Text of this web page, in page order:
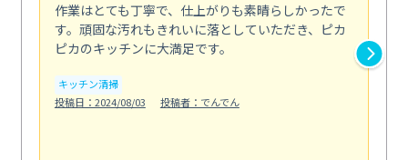
作業はとても丁寧で、仕上がりも素晴らしかったで
す。頑固な汚れもきれいに落としていただき、ピカ
ピカのキッチンに大満足です。
キッチン清掃
投稿日：2024/08/03
投稿者：でんでん